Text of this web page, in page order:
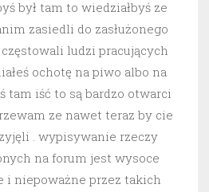
był tam to wiedziałbyś ze
zasiedli do zasłużonego
ludzi pracujących
ochotę na piwo albo na
tam iść to są bardzo otwarci
ze nawet teraz by cie
. wypisywanie rzeczy
na forum jest wysoce
i niepoważne przez takich